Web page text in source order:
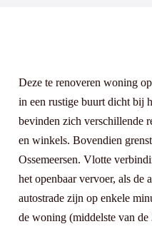
Deze te renoveren woning
in een rustige buurt dicht bij
bevinden zich verschillende
en winkels. Bovendien
Ossemeersen. Vlotte
het openbaar vervoer, als de
autostrade zijn op enkele minuten rijden.
de woning (middelste van